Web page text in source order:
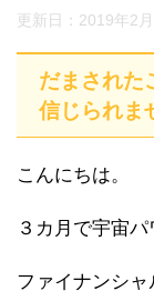
更新日： 2019年2月
だまされた
信じられま
こんにちは。
３カ月で宇宙
ファイナンシ